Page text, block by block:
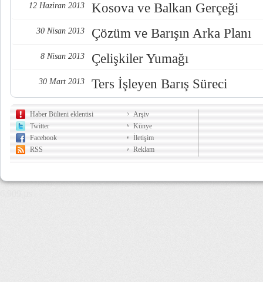
12 Haziran 2013 Kosova ve Balkan Gerçeği
30 Nisan 2013 Çözüm ve Barışın Arka Planı
8 Nisan 2013 Çelişkiler Yumağı
30 Mart 2013 Ters İşleyen Barış Süreci
Haber Bülteni eklentisi
Twitter
Facebook
RSS
Arşiv
Künye
İletişim
Reklam